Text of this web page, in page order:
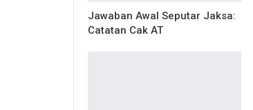
Jawaban Awal Seputar Jaksa:
Catatan Cak AT